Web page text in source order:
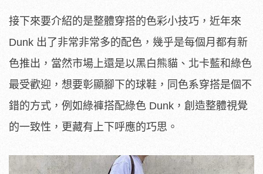
接下來要介紹的是整體穿搭的色彩小技巧，近年來
Dunk 出了非常非常多的配色，幾乎是每個月都有新
色推出，當然市場上還是以黑白熊貓、北卡藍和綠色
最受歡迎，想要彰顯腳下的球鞋，同色系穿搭是個不
錯的方式，例如綠褲搭配綠色 Dunk，創造整體視覺
的一致性，更藏有上下呼應的巧思。